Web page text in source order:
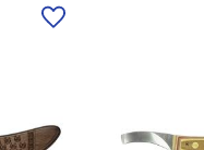
Tilføj til ønskeliste